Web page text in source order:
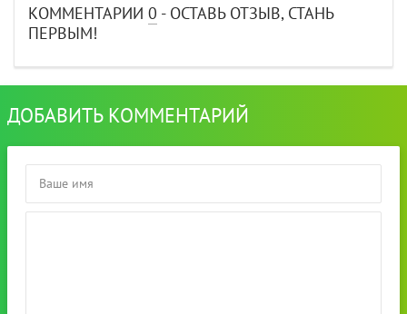
КОММЕНТАРИИ 0 - ОСТАВЬ ОТЗЫВ, СТАНЬ
ПЕРВЫМ!
ДОБАВИТЬ КОММЕНТАРИЙ